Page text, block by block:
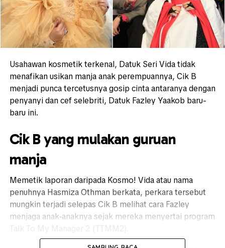
Usahawan kosmetik terkenal, Datuk Seri Vida tidak
menafikan usikan manja anak perempuannya, Cik B
menjadi punca tercetusnya gosip cinta antaranya dengan
penyanyi dan cef selebriti, Datuk Fazley Yaakob baru-
baru ini.
Cik B yang mulakan guruan
manja
Memetik laporan daripada Kosmo! Vida atau nama
penuhnya Hasmiza Othman berkata, perkara tersebut
mungkin terjadi selepas Cik B melihat cara Fazley
menjaga anak-anaknya sejak mereka menyertai program